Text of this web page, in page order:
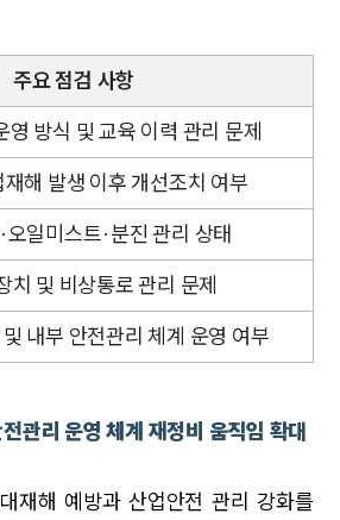
주요 점검 사항
방식 및 교육 이력 관리 문제
해 발생 이후 개선조치 여부
일미스트·분진 관리 상태
및 비상통로 관리 문제
내부 안전관리 체계 운영 여부
관리 운영 체계 재정비 움직임 확대
재해 예방과 산업안전 관리 강화를